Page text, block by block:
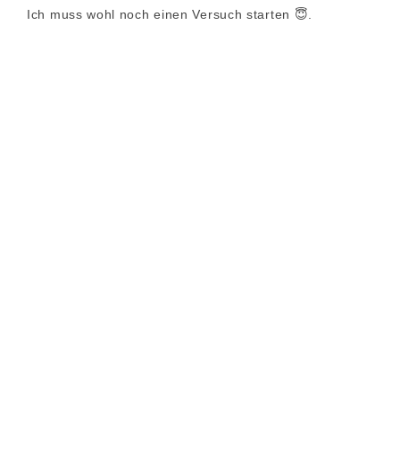
Ich muss wohl noch einen Versuch starten 😇.